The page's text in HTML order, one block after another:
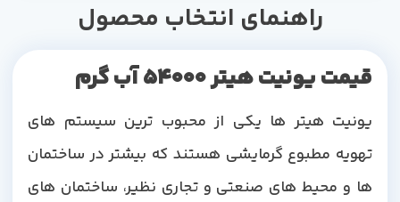
راهنمای انتخاب محصول
قیمت یونیت هیتر 54000 آب گرم
یونیت هیتر ها یکی از محبوب ترین سیستم های
تهویه مطبوع گرمایشی هستند که بیشتر در ساختمان
ها و محیط های صنعتی و تجاری نظیر، ساختمان های